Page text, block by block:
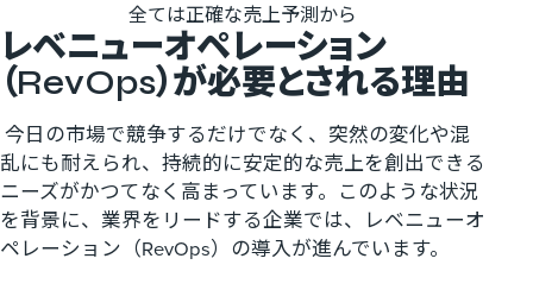
全ては正確な売上予測から
レベニューオペレーション
（RevOps）が必要とされる理由
今日の市場で競争するだけでなく、突然の変化や混
乱にも耐えられ、持続的に安定的な売上を創出できる
ニーズがかつてなく高まっています。このような状況
を背景に、業界をリードする企業では、レベニューオ
ペレーション（RevOps）の導入が進んでいます。